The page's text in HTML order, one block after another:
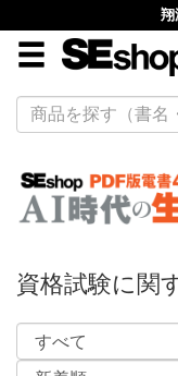
翔
資格試験に関